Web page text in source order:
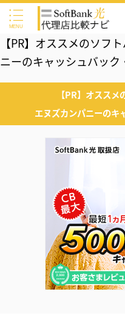
【PR】オススメのソフ
ニーのキャッシュバック
【PR】オスス
エヌズカンパニーのキ